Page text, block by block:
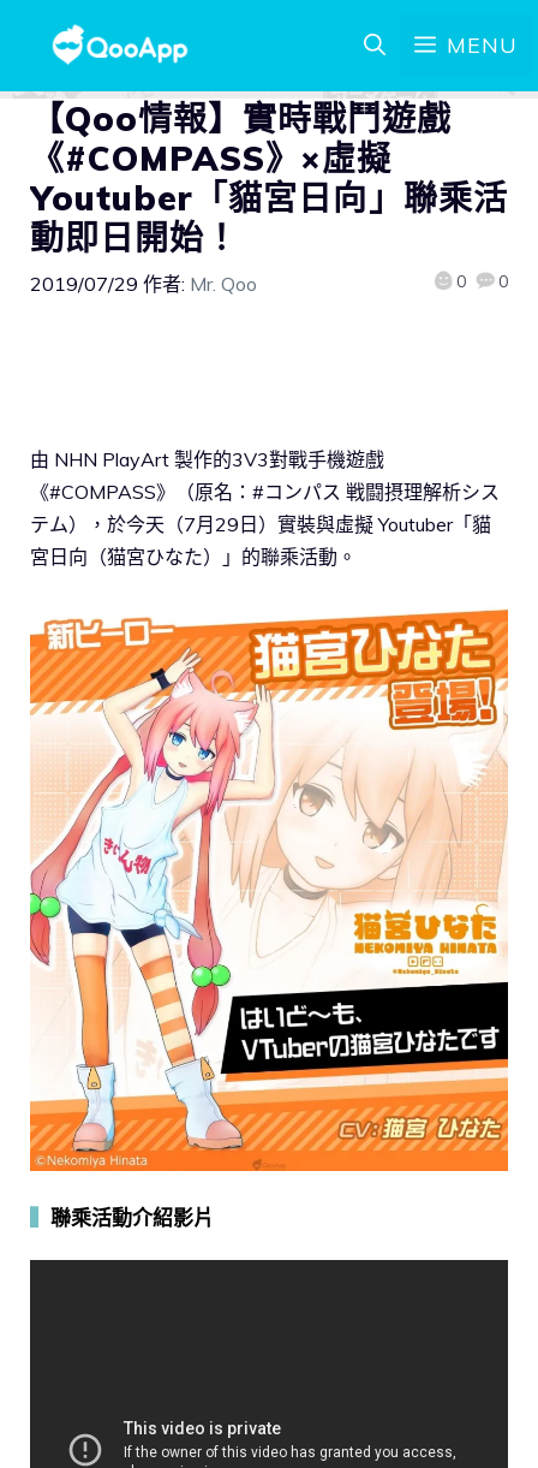
MENU
【Qoo情報】實時戰鬥遊戲
《#COMPASS》×虛擬
Youtuber「貓宮日向」聯乘活
動即日開始！
2019/07/29 作者: Mr. Qoo 0 0
由 NHN PlayArt 製作的3V3對戰手機遊戲
《#COMPASS》（原名：#コンパス 戦闘摂理解析シス
テム），於今天（7月29日）實裝與虛擬 Youtuber「貓
宮日向（猫宮ひなた）」的聯乘活動。
聯乘活動介紹影片